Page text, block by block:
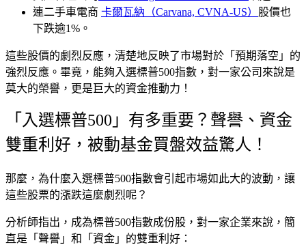
連二手車電商 卡爾瓦納（Carvana, CVNA-US） 股價也
下跌逾1%。
這些股價的劇烈反應，清楚地反映了市場對於「預期落空」的
強烈反應。畢竟，能夠入選標普500指數，對一家公司來說是
莫大的榮譽，更是巨大的資金推動力！
「入選標普500」有多重要？聲譽、資金
雙重利好，被動基金買盤效益驚人！
那麼，為什麼入選標普500指數會引起市場如此大的波動，讓
這些股票的漲跌這麼劇烈呢？
分析師指出，成為標普500指數成份股，對一家企業來說，簡
直是「聲譽」和「資金」的雙重利好：